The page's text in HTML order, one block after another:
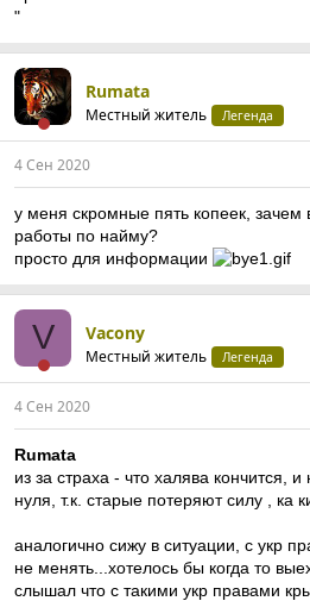
"
Rumata
Местный житель Легенда
4 Сен 2020
у меня скромные пять копеек, зачем
работы по найму?
просто для информации
V Vacony
Местный житель Легенда
4 Сен 2020
Rumata
из за страха - что халява кончится,
нуля, т.к. старые потеряют силу , ка
аналогично сижу в ситуации, с укр
не менять...хотелось бы когда то
слышал что с такими укр правами